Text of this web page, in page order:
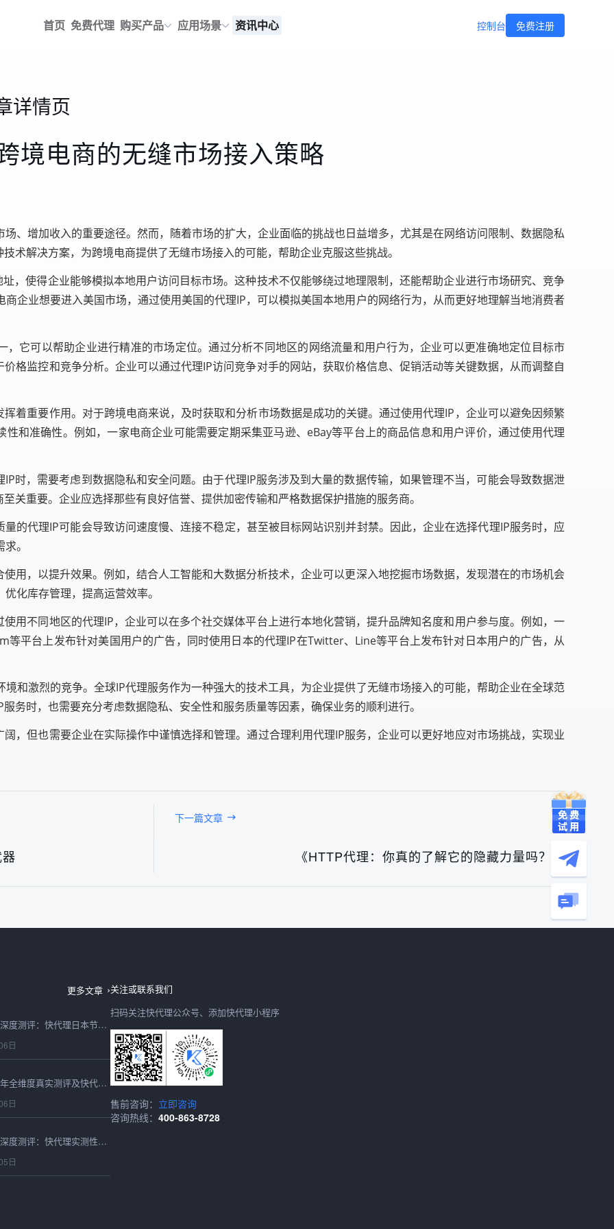
首页 免费代理 购买产品 应用场景 资讯中心 控制台 免费注册
详情页
境电商的无缝市场接入策略
、增加收入的重要途径。然而，随着市场的扩大，企业面临的挑战也日益增多，尤其是在网络访问限制、数据隐私
术解决方案，为跨境电商提供了无缝市场接入的可能，帮助企业克服这些挑战。
，使得企业能够模拟本地用户访问目标市场。这种技术不仅能够绕过地理限制，还能帮助企业进行市场研究、竞争
企业想要进入美国市场，通过使用美国的代理IP，可以模拟美国本地用户的网络行为，从而更好地理解当地消费者
它可以帮助企业进行精准的市场定位。通过分析不同地区的网络流量和用户行为，企业可以更准确地定位目标市
格监控和竞争分析。企业可以通过代理IP访问竞争对手的网站，获取价格信息、促销活动等关键数据，从而调整自
着重要作用。对于跨境电商来说，及时获取和分析市场数据是成功的关键。通过使用代理IP，企业可以避免因频繁
和准确性。例如，一家电商企业可能需要定期采集亚马逊、eBay等平台上的商品信息和用户评价，通过使用代理
时，需要考虑到数据隐私和安全问题。由于代理IP服务涉及到大量的数据传输，如果管理不当，可能会导致数据泄
关重要。企业应选择那些有良好信誉、提供加密传输和严格数据保护措施的服务商。
的代理IP可能会导致访问速度慢、连接不稳定，甚至被目标网站识别并封禁。因此，企业在选择代理IP服务时，应
。
用，以提升效果。例如，结合人工智能和大数据分析技术，企业可以更深入地挖掘市场数据，发现潜在的市场机会
化库存管理，提高运营效率。
用不同地区的代理IP，企业可以在多个社交媒体平台上进行本地化营销，提升品牌知名度和用户参与度。例如，一
平台上发布针对美国用户的广告，同时使用日本的代理IP在Twitter、Line等平台上发布针对日本用户的广告，从
和激烈的竞争。全球IP代理服务作为一种强大的技术工具，为企业提供了无缝市场接入的可能，帮助企业在全球范
务时，也需要充分考虑数据隐私、安全性和服务质量等因素，确保业务的顺利进行。
，但也需要企业在实际操作中谨慎选择和管理。通过合理利用代理IP服务，企业可以更好地应对市场挑战，实现业
下一篇文章
《HTTP代理：你真的了解它的隐藏力量吗？》
更多文章
日本IP购买2026最新深度测评：快代理日本节点速度、稳定性、性价比全实测
日
购买IP怎么选？2026年全维度真实测评及快代理合规选型避坑指南
日
2026最新在线代理IP深度测评：快代理实测性能、稳定性与选型避坑全指南
日
关注或联系我们
扫码关注快代理公众号、添加快代理小程序
售前咨询： 立即咨询
咨询热线： 400-863-8728